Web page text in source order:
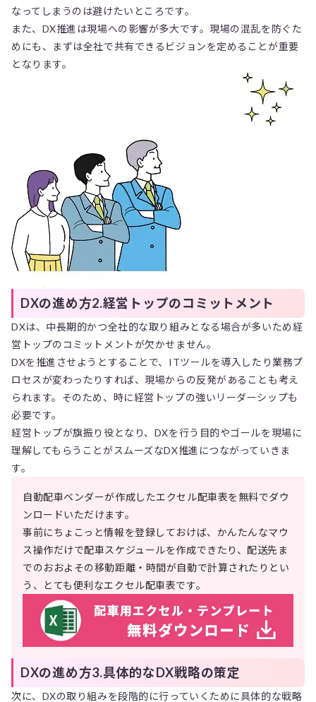
なってしまうのは避けたいところです。
また、DX推進は現場への影響が多大です。現場の混乱を防ぐた
めにも、まずは全社で共有できるビジョンを定めることが重要
となります。
DXの進め方2.経営トップのコミットメント
DXは、中長期的かつ全社的な取り組みとなる場合が多いため経
営トップのコミットメントが欠かせません。
DXを推進させようとすることで、ITツールを導入したり業務プ
ロセスが変わったりすれば、現場からの反発があることも考え
られます。そのため、時に経営トップの強いリーダーシップも
必要です。
経営トップが旗振り役となり、DXを行う目的やゴールを現場に
理解してもらうことがスムーズなDX推進につながっていきま
す。
自動配車ベンダーが作成したエクセル配車表を無料でダウ
ンロードいただけます。
事前にちょこっと情報を登録しておけば、かんたんなマウ
ス操作だけで配車スケジュールを作成できたり、配送先ま
でのおおよその移動距離・時間が自動で計算されたりとい
う、とても便利なエクセル配車表です。
DXの進め方3.具体的なDX戦略の策定
次に、DXの取り組みを段階的に行っていくために具体的な戦略